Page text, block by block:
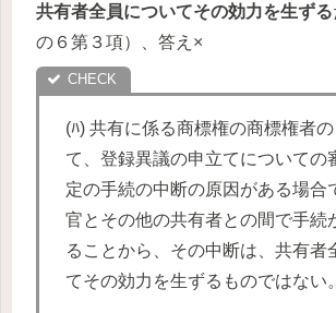
共有者全員についてその効力を生ずる
の６第３項）、答え×
(ﾊ) 共有に係る商標権の商標権者
て、登録異議の申立てについての
定の手続の中断の原因がある場合
官とその他の共有者との間で手続
ることから、その中断は、共有者
てその効力を生ずるものではない。